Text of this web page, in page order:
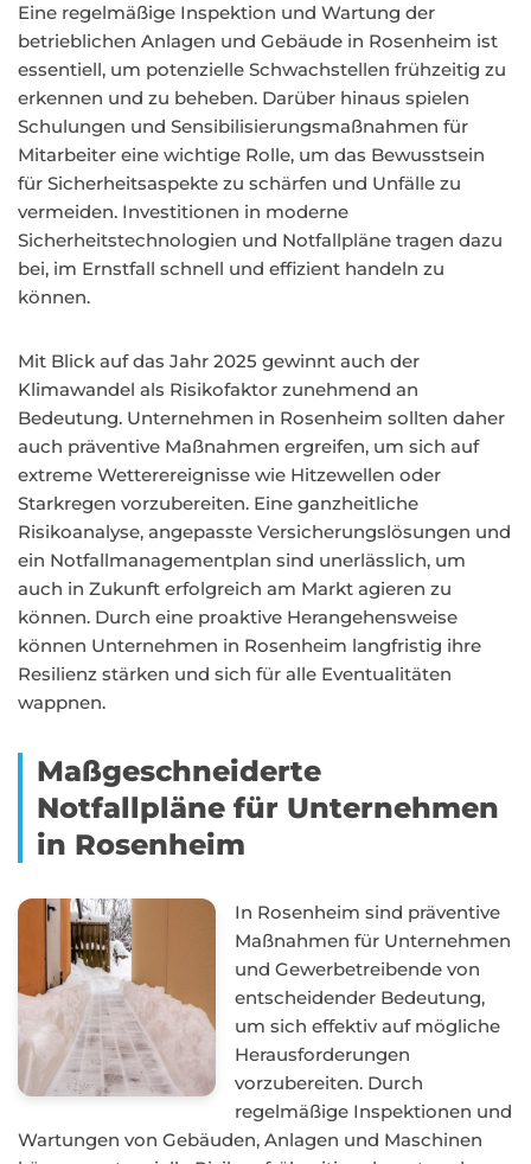
Eine regelmäßige Inspektion und Wartung der
betrieblichen Anlagen und Gebäude in Rosenheim ist
essentiell, um potenzielle Schwachstellen frühzeitig zu
erkennen und zu beheben. Darüber hinaus spielen
Schulungen und Sensibilisierungsmaßnahmen für
Mitarbeiter eine wichtige Rolle, um das Bewusstsein
für Sicherheitsaspekte zu schärfen und Unfälle zu
vermeiden. Investitionen in moderne
Sicherheitstechnologien und Notfallpläne tragen dazu
bei, im Ernstfall schnell und effizient handeln zu
können.
Mit Blick auf das Jahr 2025 gewinnt auch der
Klimawandel als Risikofaktor zunehmend an
Bedeutung. Unternehmen in Rosenheim sollten daher
auch präventive Maßnahmen ergreifen, um sich auf
extreme Wetterereignisse wie Hitzewellen oder
Starkregen vorzubereiten. Eine ganzheitliche
Risikoanalyse, angepasste Versicherungslösungen und
ein Notfallmanagementplan sind unerlässlich, um
auch in Zukunft erfolgreich am Markt agieren zu
können. Durch eine proaktive Herangehensweise
können Unternehmen in Rosenheim langfristig ihre
Resilienz stärken und sich für alle Eventualitäten
wappnen.
Maßgeschneiderte
Notfallpläne für Unternehmen
in Rosenheim
In Rosenheim sind präventive
Maßnahmen für Unternehmen
und Gewerbetreibende von
entscheidender Bedeutung,
um sich effektiv auf mögliche
Herausforderungen
vorzubereiten. Durch
regelmäßige Inspektionen und
Wartungen von Gebäuden, Anlagen und Maschinen